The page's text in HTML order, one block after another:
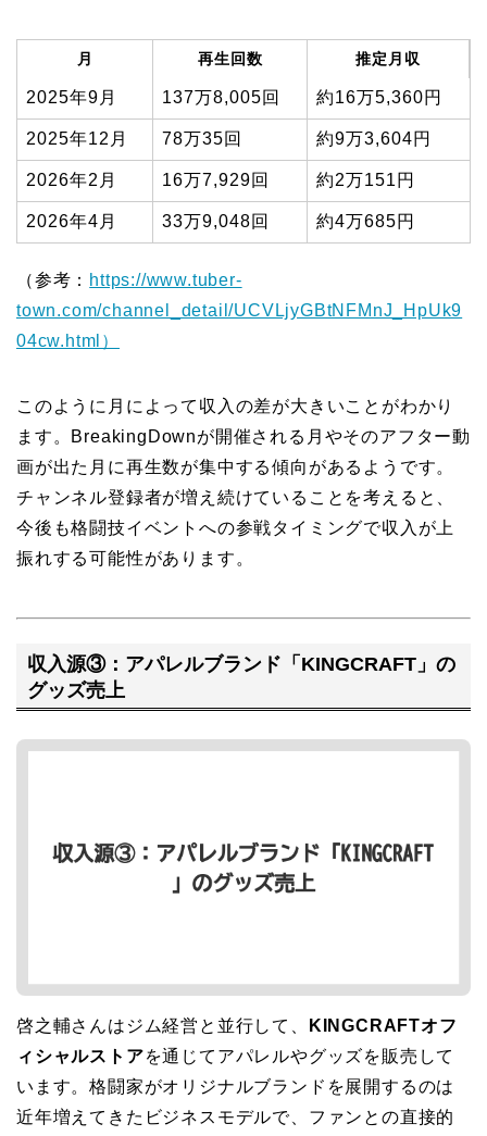
月 再生回数 推定月収
2025年9月 137万8,005回 約16万5,360円
2025年12月 78万35回 約9万3,604円
2026年2月 16万7,929回 約2万151円
2026年4月 33万9,048回 約4万685円
（参考： https://www.tuber-
town.com/channel_detail/UCVLjyGBtNFMnJ_HpUk9
04cw.html）
このように月によって収入の差が大きいことがわかり
ます。BreakingDownが開催される月やそのアフター動
画が出た月に再生数が集中する傾向があるようです。
チャンネル登録者が増え続けていることを考えると、
今後も格闘技イベントへの参戦タイミングで収入が上
振れする可能性があります。
収入源③：アパレルブランド「KINGCRAFT」の
グッズ売上
啓之輔さんはジム経営と並行して、
KINGCRAFTオフ
ィシャルストアを通じてアパレルやグッズを販売して
います。格闘家がオリジナルブランドを展開するのは
近年増えてきたビジネスモデルで、ファンとの直接的